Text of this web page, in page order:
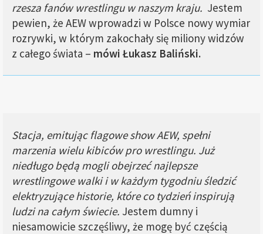
rzesza fanów wrestlingu w naszym kraju. Jestem
pewien, że AEW wprowadzi w Polsce nowy wymiar
rozrywki, w którym zakochały się miliony widzów
z całego świata – mówi Łukasz Baliński.
Stacja, emitując flagowe show AEW, spełni
marzenia wielu kibiców pro wrestlingu. Już
niedługo będą mogli obejrzeć najlepsze
wrestlingowe walki i w każdym tygodniu śledzić
elektryzujące historie, które co tydzień inspirują
ludzi na całym świecie. Jestem dumny i
niesamowicie szczęśliwy, że mogę być częścią